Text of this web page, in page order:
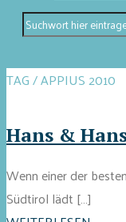
TAG / APPIUS 2010
Hans &
Wenn einer der
Südtirol lädt […]